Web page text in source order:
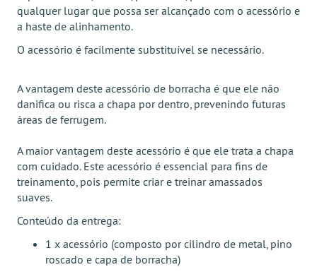
qualquer lugar que possa ser alcançado com o acessório e
a haste de alinhamento.
O acessório é facilmente substituível se necessário.
A vantagem deste acessório de borracha é que ele não
danifica ou risca a chapa por dentro, prevenindo futuras
áreas de ferrugem.
A maior vantagem deste acessório é que ele trata a chapa
com cuidado. Este acessório é essencial para fins de
treinamento, pois permite criar e treinar amassados
suaves.
Conteúdo da entrega:
1 x acessório (composto por cilindro de metal, pino
roscado e capa de borracha)